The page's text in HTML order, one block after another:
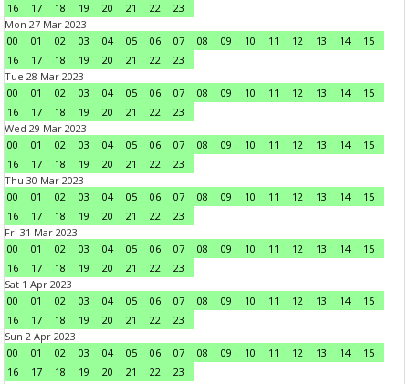
16
17 18 19 20 21 22
23
Mon 27 Mar 2023
00
01 02 03 04 05 06 07 08 09 10 11 12 13 14
15
16
17 18 19 20 21 22
23
Tue 28 Mar 2023
00
01 02 03 04 05 06 07 08 09 10 11 12 13 14
15
16
17 18 19 20 21 22
23
Wed 29 Mar 2023
00
01 02 03 04 05 06 07 08 09 10 11 12 13 14
15
16
17 18 19 20 21 22
23
Thu 30 Mar 2023
00
01 02 03 04 05 06 07 08 09 10 11 12 13 14
15
16
17 18 19 20 21 22
23
Fri 31 Mar 2023
00
01 02 03 04 05 06 07 08 09 10 11 12 13 14
15
16
17 18 19 20 21 22
23
Sat 1 Apr 2023
00
01 02 03 04 05 06 07 08 09 10 11 12 13 14
15
16
17 18 19 20 21 22
23
Sun 2 Apr 2023
00
01 02 03 04 05 06 07 08 09 10 11 12 13 14
15
16
17 18 19 20 21 22
23